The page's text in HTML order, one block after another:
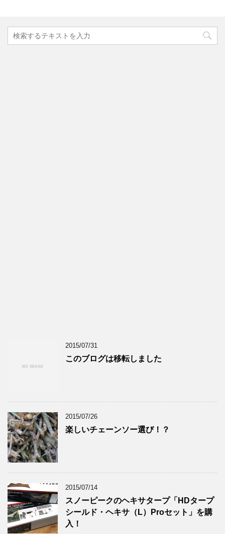
2015/07/31
このブログは移転しました
2015/07/26
楽しいチェーンソー選び！？
2015/07/14
スノーピークのヘキサタープ「HDタープ
シールド・ヘキサ（L）Proセット」を購
入！